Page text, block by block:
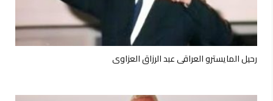
رحيل المايسترو العراقي عبد الرزاق العزاوي